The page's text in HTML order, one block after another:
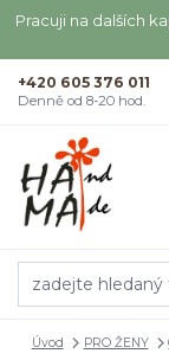
Pracuji na dalších
+420 605 376 011
Denně od 8-20 hod.
Úvod PRO ŽENY